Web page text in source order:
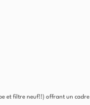
et filtre neuf!!) offrant un cadre